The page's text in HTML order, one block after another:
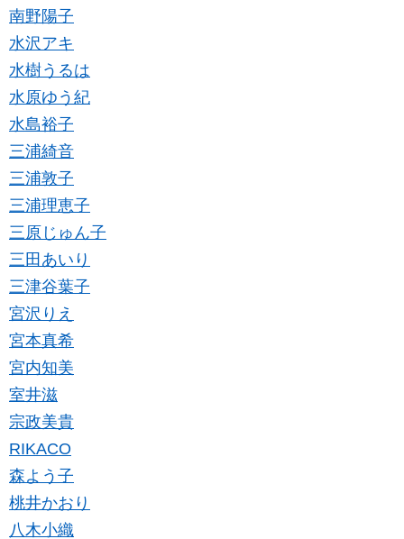
南野陽子
水沢アキ
水樹うるは
水原ゆう紀
水島裕子
三浦綺音
三浦敦子
三浦理恵子
三原じゅん子
三田あいり
三津谷葉子
宮沢りえ
宮本真希
宮内知美
室井滋
宗政美貴
RIKACO
森よう子
桃井かおり
八木小織